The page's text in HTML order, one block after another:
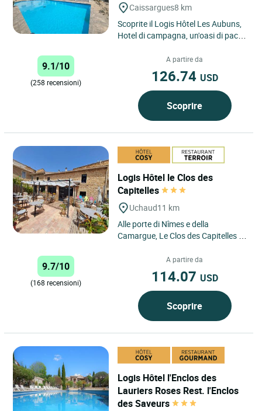
Caissargues8 km
Scoprite il Logis Hôtel Les Aubuns,
Hotel di campagna, un'oasi di pace
dalle famose città...
9.1/10
(258 recensioni)
A partire da
126.74 USD
Scoprire
Logis Hôtel le Clos des
Capitelles
Uchaud11 km
Alle porte di Nîmes e della
Camargue, Le Clos des Capitelles è
affascinante. Composto da 12
camere,...
9.7/10
(168 recensioni)
A partire da
114.07 USD
Scoprire
Logis Hôtel l'Enclos des
Lauriers Roses Rest. l'Enclos
des Saveurs